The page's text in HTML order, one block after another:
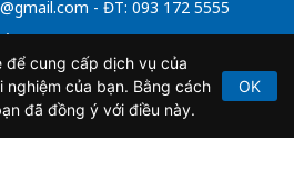
- ĐT: 093 172 5555
điện tử số 64/GP-BTTTT do Bộ
ngày 21/2/2020.
để cung cấp dịch vụ của
của bạn. Bằng cách
đã đồng ý với điều này.
OK